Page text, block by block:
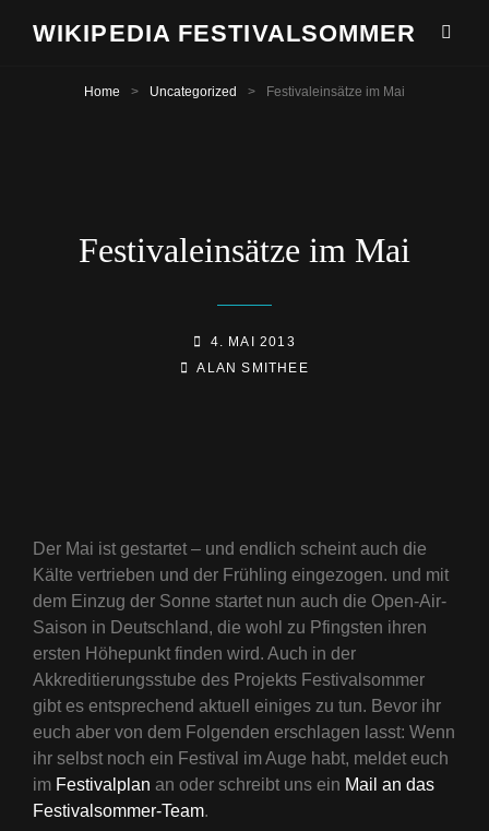
WIKIPEDIA FESTIVALSOMMER
Home > Uncategorized > Festivaleinsätze im Mai
Festivaleinsätze im Mai
POSTED-
ON
4. MAI 2013
BY
BYLINE
ALAN SMITHEE
Der Mai ist gestartet – und endlich scheint auch die
Kälte vertrieben und der Frühling eingezogen. und mit
dem Einzug der Sonne startet nun auch die Open-Air-
Saison in Deutschland, die wohl zu Pfingsten ihren
ersten Höhepunkt finden wird. Auch in der
Akkreditierungsstube des Projekts Festivalsommer
gibt es entsprechend aktuell einiges zu tun. Bevor ihr
euch aber von dem Folgenden erschlagen lasst: Wenn
ihr selbst noch ein Festival im Auge habt, meldet euch
im Festivalplan an oder schreibt uns ein Mail an das
Festivalsommer-Team.